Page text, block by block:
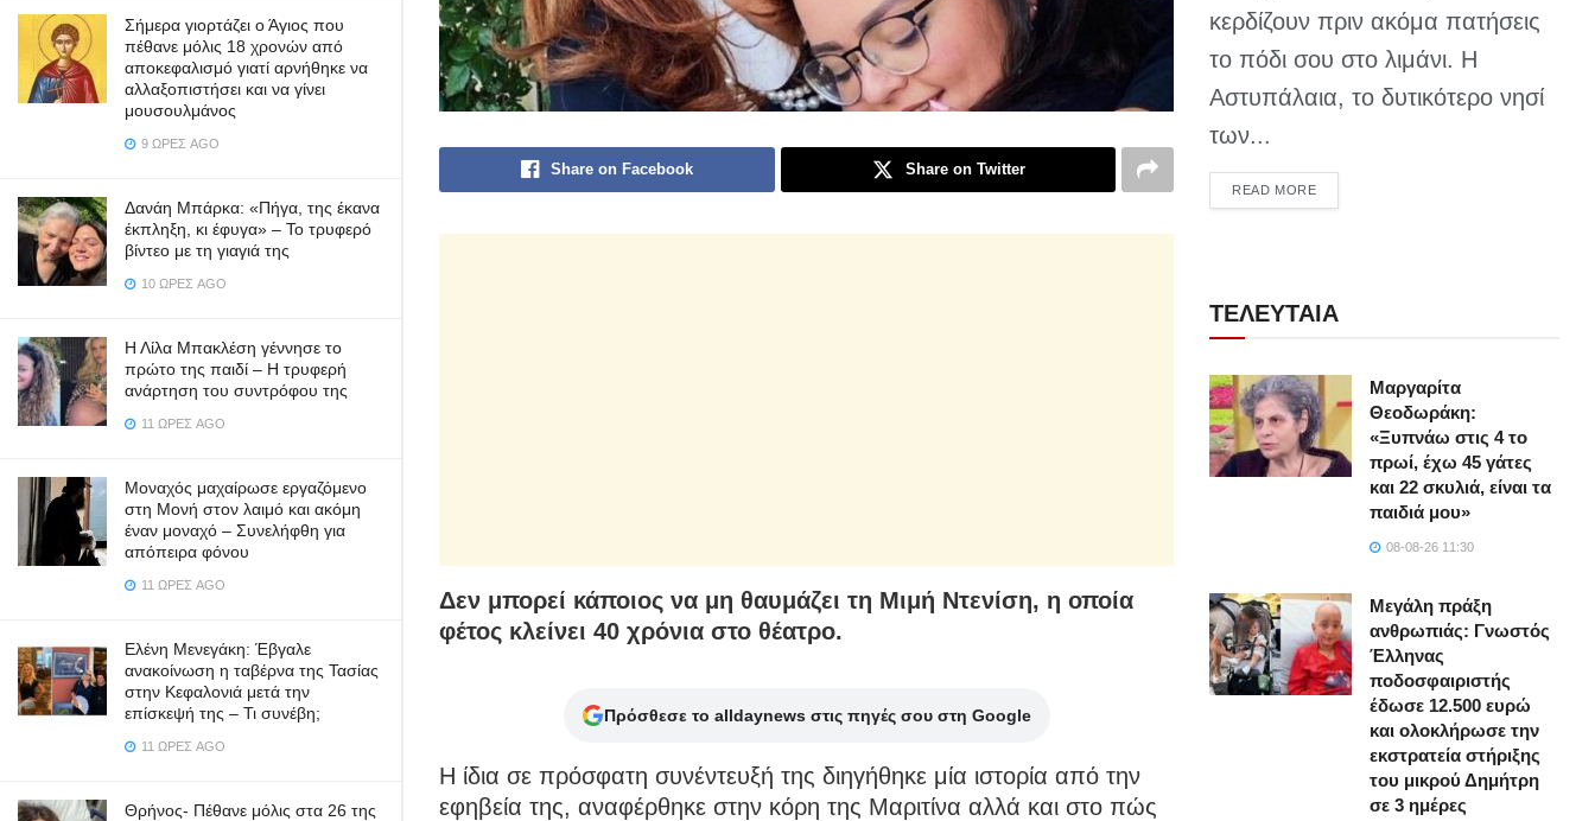
Σήμερα γιορτάζει ο Άγιος που
πέθανε μόλις 18 χρονών από
αποκεφαλισμό γιατί αρνήθηκε να
αλλαξοπιστήσει και να γίνει
μουσουλμάνος
9 ΏΡΕΣ AGO
Δανάη Μπάρκα: «Πήγα, της έκανα
έκπληξη, κι έφυγα» – Το τρυφερό
βίντεο με τη γιαγιά της
10 ΏΡΕΣ AGO
Η Λίλα Μπακλέση γέννησε το
πρώτο της παιδί – Η τρυφερή
ανάρτηση του συντρόφου της
11 ΏΡΕΣ AGO
Μοναχός μαχαίρωσε εργαζόμενο
στη Μονή στον λαιμό και ακόμη
έναν μοναχό – Συνελήφθη για
απόπειρα φόνου
11 ΏΡΕΣ AGO
Ελένη Μενεγάκη: Έβγαλε
ανακοίνωση η ταβέρνα της Τασίας
στην Κεφαλονιά μετά την
επίσκεψή της – Τι συνέβη;
11 ΏΡΕΣ AGO
Θρήνος- Πέθανε μόλις στα 26 της
Share on Facebook Share on Twitter
Δεν μπορεί κάποιος να μη θαυμάζει τη Μιμή Ντενίση, η οποία
φέτος κλείνει 40 χρόνια στο θέατρο.
Πρόσθεσε το alldaynews στις πηγές σου στη Google
Η ίδια σε πρόσφατη συνέντευξή της διηγήθηκε μία ιστορία από την
εφηβεία της, αναφέρθηκε στην κόρη της Μαριτίνα αλλά και στο πώς
κερδίζουν πριν ακόμα πατήσεις
το πόδι σου στο λιμάνι. Η
Αστυπάλαια, το δυτικότερο νησί
των...
READ MOREDETAILS
ΤΕΛΕΥΤΑΙΑ
Μαργαρίτα
Θεοδωράκη:
«Ξυπνάω στις 4 το
πρωί, έχω 45 γάτες
και 22 σκυλιά, είναι τα
παιδιά μου»
08-08-26 11:30
Μεγάλη πράξη
ανθρωπιάς: Γνωστός
Έλληνας
ποδοσφαιριστής
έδωσε 12.500 ευρώ
και ολοκλήρωσε την
εκστρατεία στήριξης
του μικρού Δημήτρη
σε 3 ημέρες